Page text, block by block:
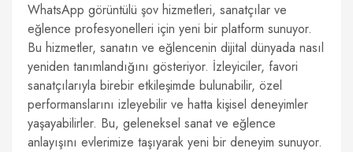
WhatsApp görüntülü şov hizmetleri, sanatçılar ve
eğlence profesyonelleri için yeni bir platform sunuyor.
Bu hizmetler, sanatın ve eğlencenin dijital dünyada nasıl
yeniden tanımlandığını gösteriyor. İzleyiciler, favori
sanatçılarıyla birebir etkileşimde bulunabilir, özel
performanslarını izleyebilir ve hatta kişisel deneyimler
yaşayabilirler. Bu, geleneksel sanat ve eğlence
anlayışını evlerimize taşıyarak yeni bir deneyim sunuyor.